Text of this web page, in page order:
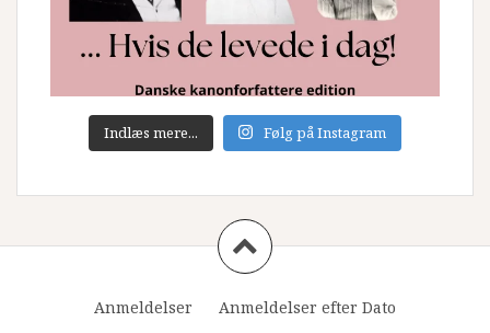
Indlæs mere... Følg på Instagram
Anmeldelser
Anmeldelser efter Dato